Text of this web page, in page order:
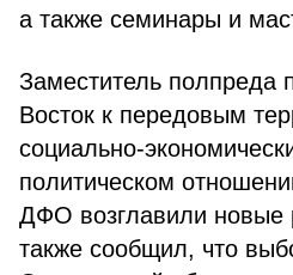
а также семинары и
Заместитель полпреда
Восток к передовым
социально-
политическом
ДФО возглавили новые
также сообщил, что